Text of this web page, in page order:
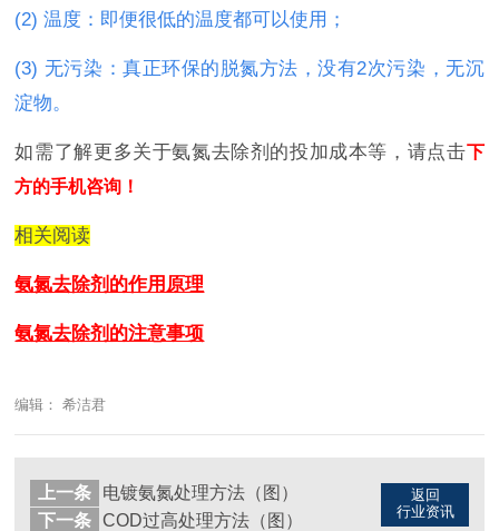
(2) 温度：即便很低的温度都可以使用；
(3) 无污染：真正环保的脱氮方法，没有2次污染，无沉
淀物。
如需了解更多关于氨氮去除剂的投加成本等，请点击下
方的手机咨询！
相关阅读
氨氮去除剂的作用原理
氨氮去除剂的注意事项
编辑： 希洁君
返回
行业资讯
上一条
电镀氨氮处理方法（图）
下一条
COD过高处理方法（图）